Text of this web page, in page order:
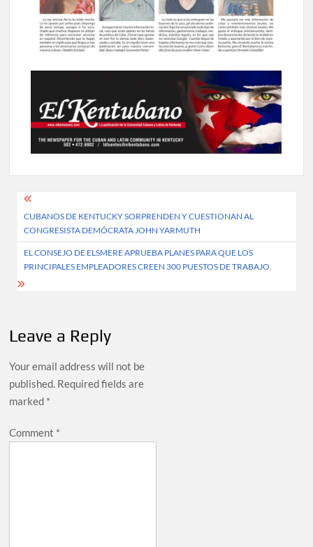
Post
navigation
CUBANOS DE KENTUCKY SORPRENDEN Y CUESTIONAN AL
CONGRESISTA DEMÓCRATA JOHN YARMUTH
EL CONSEJO DE ELSMERE APRUEBA PLANES PARA QUE LOS
PRINCIPALES EMPLEADORES CREEN 300 PUESTOS DE TRABAJO.
Leave a Reply
Your email address will not be
published. Required fields are
marked *
Comment *